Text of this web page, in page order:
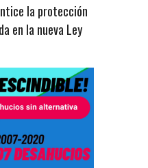
la protección
en la nueva Ley